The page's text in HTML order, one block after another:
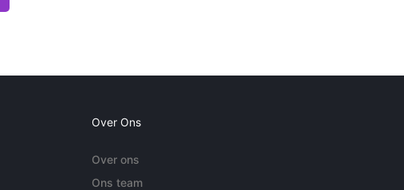
Over Ons
Over ons
Ons team